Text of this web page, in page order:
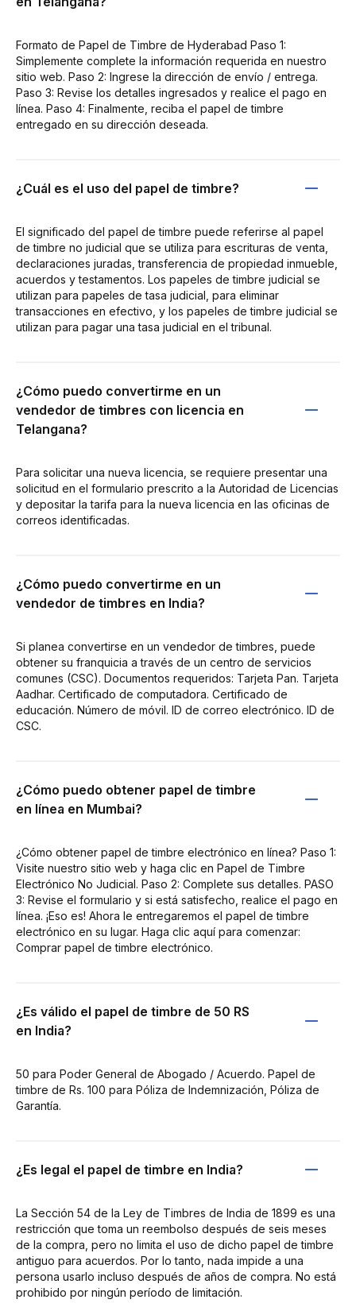
Formato de Papel de Timbre de Hyderabad Paso 1:
Simplemente complete la información requerida en nuestro
sitio web. Paso 2: Ingrese la dirección de envío / entrega.
Paso 3: Revise los detalles ingresados y realice el pago en
línea. Paso 4: Finalmente, reciba el papel de timbre
entregado en su dirección deseada.
¿Cuál es el uso del papel de timbre?
El significado del papel de timbre puede referirse al papel
de timbre no judicial que se utiliza para escrituras de venta,
declaraciones juradas, transferencia de propiedad inmueble,
acuerdos y testamentos. Los papeles de timbre judicial se
utilizan para papeles de tasa judicial, para eliminar
transacciones en efectivo, y los papeles de timbre judicial se
utilizan para pagar una tasa judicial en el tribunal.
¿Cómo puedo convertirme en un
vendedor de timbres con licencia en
Telangana?
Para solicitar una nueva licencia, se requiere presentar una
solicitud en el formulario prescrito a la Autoridad de Licencias
y depositar la tarifa para la nueva licencia en las oficinas de
correos identificadas.
¿Cómo puedo convertirme en un
vendedor de timbres en India?
Si planea convertirse en un vendedor de timbres, puede
obtener su franquicia a través de un centro de servicios
comunes (CSC). Documentos requeridos: Tarjeta Pan. Tarjeta
Aadhar. Certificado de computadora. Certificado de
educación. Número de móvil. ID de correo electrónico. ID de
CSC.
¿Cómo puedo obtener papel de timbre
en línea en Mumbai?
¿Cómo obtener papel de timbre electrónico en línea? Paso 1:
Visite nuestro sitio web y haga clic en Papel de Timbre
Electrónico No Judicial. Paso 2: Complete sus detalles. PASO
3: Revise el formulario y si está satisfecho, realice el pago en
línea. ¡Eso es! Ahora le entregaremos el papel de timbre
electrónico en su lugar. Haga clic aquí para comenzar:
Comprar papel de timbre electrónico.
¿Es válido el papel de timbre de 50 RS
en India?
50 para Poder General de Abogado / Acuerdo. Papel de
timbre de Rs. 100 para Póliza de Indemnización, Póliza de
Garantía.
¿Es legal el papel de timbre en India?
La Sección 54 de la Ley de Timbres de India de 1899 es una
restricción que toma un reembolso después de seis meses
de la compra, pero no limita el uso de dicho papel de timbre
antiguo para acuerdos. Por lo tanto, nada impide a una
persona usarlo incluso después de años de compra. No está
prohibido por ningún período de limitación.